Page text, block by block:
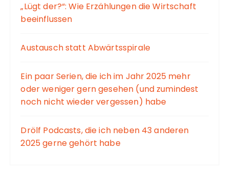
„Lügt der?“: Wie Erzählungen die Wirtschaft
beeinflussen
Austausch statt Abwärtsspirale
Ein paar Serien, die ich im Jahr 2025 mehr
oder weniger gern gesehen (und zumindest
noch nicht wieder vergessen) habe
Drölf Podcasts, die ich neben 43 anderen
2025 gerne gehört habe